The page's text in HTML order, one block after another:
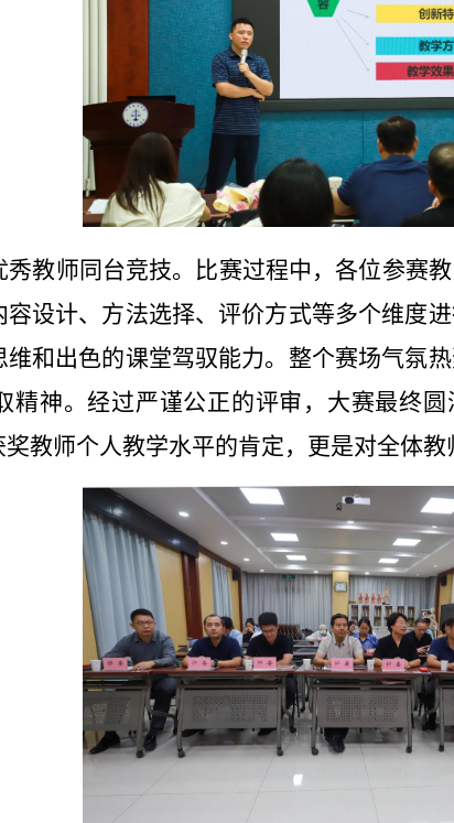
教师同台竞技。比赛过程中，各位参赛
设计、方法选择、评价方式等多个维度
和出色的课堂驾驭能力。整个赛场气氛
精神。经过严谨公正的评审，大赛最终
教师个人教学水平的肯定，更是对全体教